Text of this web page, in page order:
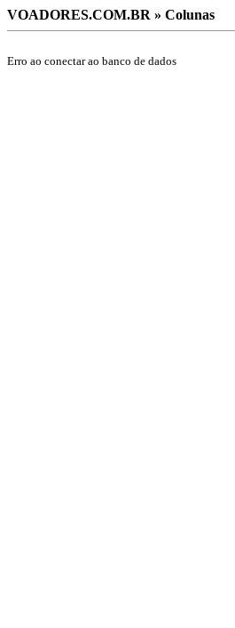
VOADORES.COM.BR » Colunas
Erro ao conectar ao banco de dados